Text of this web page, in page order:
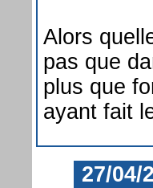
Alors
pas que
plus que
ayant fait
27/04/